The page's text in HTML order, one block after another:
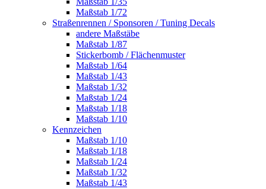
Maßstab 1/72
Straßenrennen / Sponsoren / Tuning Decals
andere Maßstäbe
Maßstab 1/87
Stickerbomb / Flächenmuster
Maßstab 1/64
Maßstab 1/43
Maßstab 1/32
Maßstab 1/24
Maßstab 1/18
Maßstab 1/10
Kennzeichen
Maßstab 1/10
Maßstab 1/18
Maßstab 1/24
Maßstab 1/32
Maßstab 1/43